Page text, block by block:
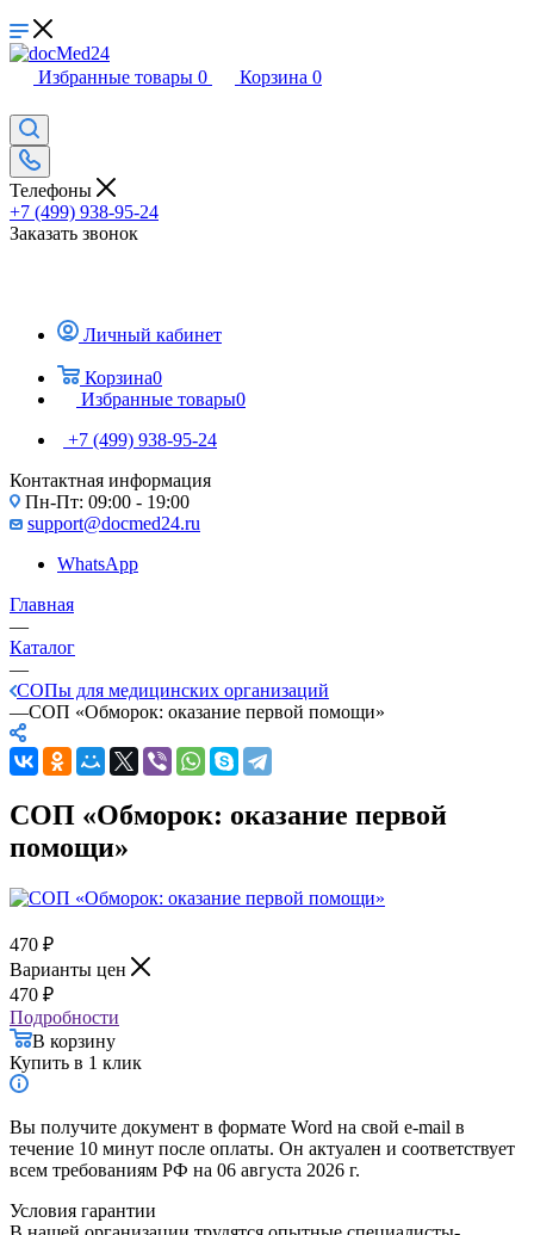
Избранные товары 0 Корзина 0
Телефоны
+7 (499) 938-95-24
Заказать звонок
Личный кабинет
Корзина0
Избранные товары0
+7 (499) 938-95-24
Контактная информация
Пн-Пт: 09:00 - 19:00
support@docmed24.ru
WhatsApp
Главная
—
Каталог
—
СОПы для медицинских организаций
—СОП «Обморок: оказание первой помощи»
СОП «Обморок: оказание первой
помощи»
470 ₽
Варианты цен
470 ₽
Подробности
В корзину
Купить в 1 клик
Вы получите документ в формате Word на свой e-mail в
течение 10 минут после оплаты. Он актуален и соответствует
всем требованиям РФ на 06 августа 2026 г.
Условия гарантии